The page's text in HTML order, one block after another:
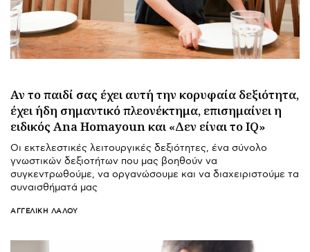
Αν το παιδί σας έχει αυτή την κορυφαία δεξιότητα,
έχει ήδη σημαντικό πλεονέκτημα, επισημαίνει η
ειδικός Ana Homayoun και «Δεν είναι το IQ»
Οι εκτελεστικές λειτουργικές δεξιότητες, ένα σύνολο
γνωστικών δεξιοτήτων που μας βοηθούν να
συγκεντρωθούμε, να οργανώσουμε και να διαχειριστούμε τα
συναισθήματά μας
ΑΓΓΕΛΙΚΉ ΛΆΛΟΥ